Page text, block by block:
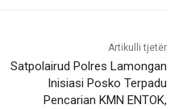
Artikulli tjetër
Satpolairud Polres Lamongan
Inisiasi Posko Terpadu
Pencarian KMN ENTOK,